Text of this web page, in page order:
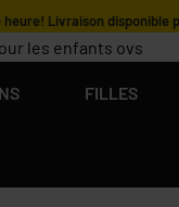
à 15.000 DZD.
FILLES